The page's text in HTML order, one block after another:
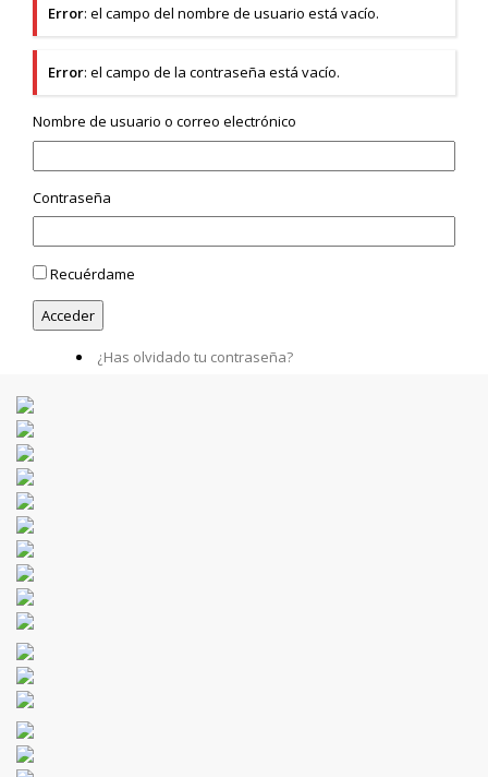
Error: el campo del nombre de usuario está vacío.
Error: el campo de la contraseña está vacío.
Nombre de usuario o correo electrónico
Contraseña
Recuérdame
¿Has olvidado tu contraseña?